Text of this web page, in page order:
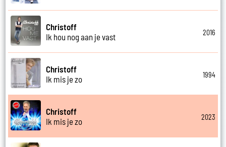
Christoff
Ik hou nog aan je vast
2016
Christoff
Ik mis je zo
1994
Christoff
Ik mis je zo
2023